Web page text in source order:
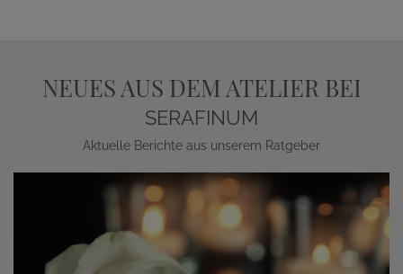
NEUES AUS DEM ATELIER BEI
SERAFINUM
Aktuelle Berichte aus unserem Ratgeber